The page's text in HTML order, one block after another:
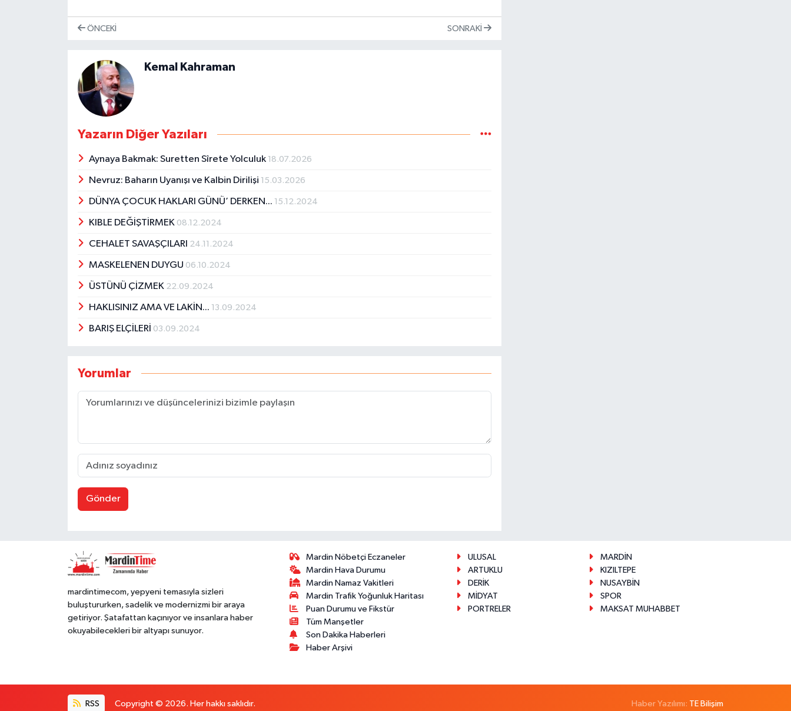
ÖNCEKI SONRAKI
Kemal Kahraman
Yazarın Diğer Yazıları
Aynaya Bakmak: Suretten Sîrete Yolculuk 18.07.2026
Nevruz: Baharın Uyanışı ve Kalbin Dirilişi 15.03.2026
DÜNYA ÇOCUK HAKLARI GÜNÜ’ DERKEN... 15.12.2024
KIBLE DEĞİŞTİRMEK 08.12.2024
CEHALET SAVAŞÇILARI 24.11.2024
MASKELENEN DUYGU 06.10.2024
ÜSTÜNÜ ÇİZMEK 22.09.2024
HAKLISINIZ AMA VE LAKİN... 13.09.2024
BARIŞ ELÇİLERİ 03.09.2024
Yorumlar
Gönder
mardintimecom, yepyeni temasıyla sizleri
buluştururken, sadelik ve modernizmi bir araya
getiriyor. Şatafattan kaçınıyor ve insanlara haber
okuyabilecekleri bir altyapı sunuyor.
Mardin Nöbetçi Eczaneler
Mardin Hava Durumu
Mardin Namaz Vakitleri
Mardin Trafik Yoğunluk Haritası
Puan Durumu ve Fikstür
Tüm Manşetler
Son Dakika Haberleri
Haber Arşivi
ULUSAL
MARDİN
ARTUKLU
KIZILTEPE
DERİK
NUSAYBİN
MİDYAT
SPOR
PORTRELER
MAKSAT MUHABBET
RSS Copyright © 2026. Her hakkı saklıdır. Haber Yazılımı: TE Bilişim